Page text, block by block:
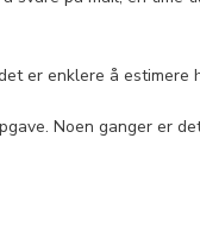
er enklere å estimere
Noen ganger er